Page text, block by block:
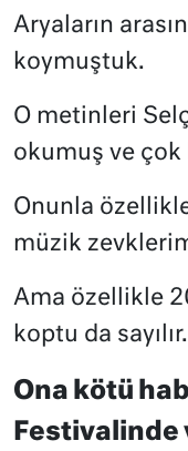
Aryaların
koymuştuk.
O metinleri
okumuş ve çok
Onunla
müzik
Ama özellikle
koptu da sayılır.
Ona kötü
Festivalinde